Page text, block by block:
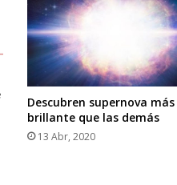
Descubren supernova más
brillante que las demás
13 Abr, 2020